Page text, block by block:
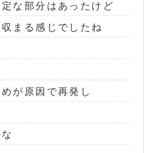
な部分はあったけど
まる感じでしたね
が原因で再発し